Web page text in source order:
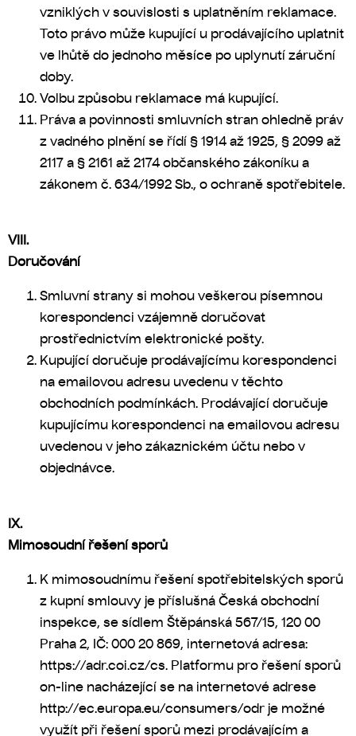
vzniklých v souvislosti s uplatněním reklamace.
Toto právo může kupující u prodávajícího uplatnit
ve lhůtě do jednoho měsíce po uplynutí záruční
doby.
Volbu způsobu reklamace má kupující.
Práva a povinnosti smluvních stran ohledně práv
z vadného plnění se řídí § 1914 až 1925, § 2099 až
2117 a § 2161 až 2174 občanského zákoníku a
zákonem č. 634/1992 Sb., o ochraně spotřebitele.
VIII.
Doručování
Smluvní strany si mohou veškerou písemnou
korespondenci vzájemně doručovat
prostřednictvím elektronické pošty.
Kupující doručuje prodávajícímu korespondenci
na emailovou adresu uvedenu v těchto
obchodních podmínkách. Prodávající doručuje
kupujícímu korespondenci na emailovou adresu
uvedenou v jeho zákaznickém účtu nebo v
objednávce.
IX.
Mimosoudní řešení sporů
K mimosoudnímu řešení spotřebitelských sporů
z kupní smlouvy je příslušná Česká obchodní
inspekce, se sídlem Štěpánská 567/15, 120 00
Praha 2, IČ: 000 20 869, internetová adresa:
https://adr.coi.cz/cs. Platformu pro řešení sporů
on-line nacházející se na internetové adrese
http://ec.europa.eu/consumers/odr je možné
využít při řešení sporů mezi prodávajícím a